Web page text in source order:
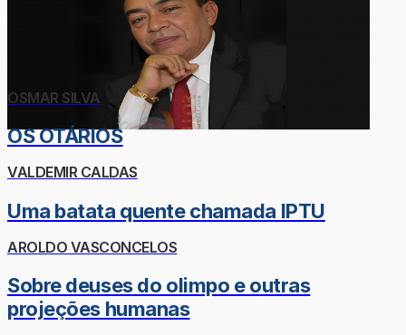
OSMAR SILVA
OS OTÁRIOS
VALDEMIR CALDAS
Uma batata quente chamada IPTU
AROLDO VASCONCELOS
Sobre deuses do olimpo e outras
projeções humanas